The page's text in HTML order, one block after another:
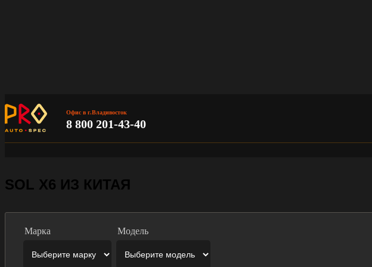
Офис в г.Владивосток
8 800 201-43-40
SOL X6 ИЗ КИТАЯ
Марка Модель